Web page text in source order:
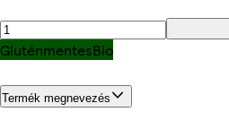
GluténmentesBio
Termék megnevezés